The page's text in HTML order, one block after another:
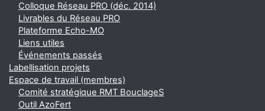
Colloque Réseau PRO (déc. 2014)
Livrables du Réseau PRO
Plateforme Echo-MO
Liens utiles
Événements passés
Labellisation projets
Espace de travail (membres)
Comité stratégique RMT BouclageS
Outil AzoFert